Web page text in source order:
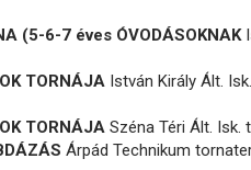
(5-6-7 éves ÓVODÁSOKNAK
TORNÁJA István Király Ált.
TORNÁJA Széna Téri Ált. Isk.
Árpád Technikum